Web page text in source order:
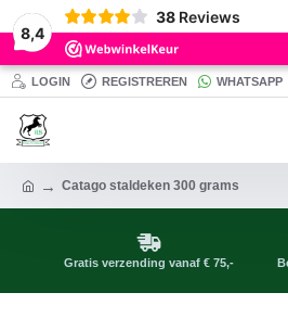
8,4
38 Reviews
LOGIN REGISTREREN WHATSAPP
Catago staldeken 300 grams
Gratis verzending vanaf € 75,-